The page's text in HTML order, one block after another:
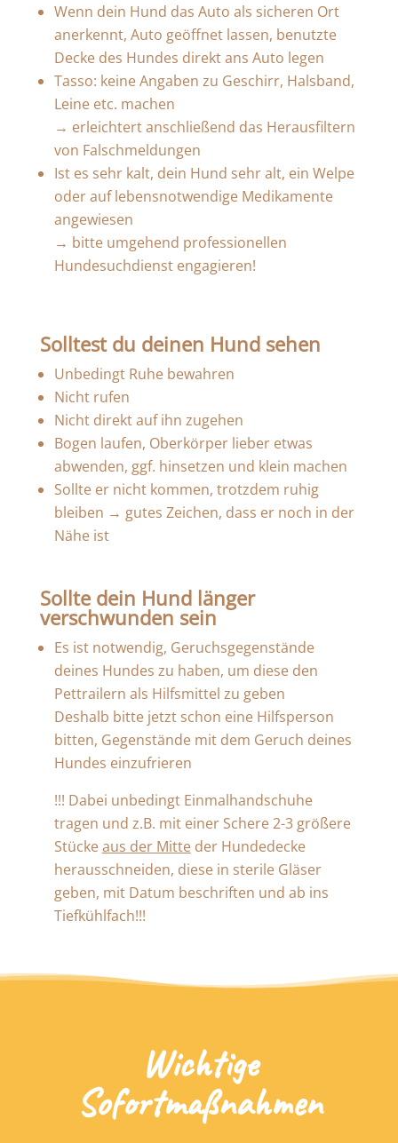
Wenn dein Hund das Auto als sicheren Ort
anerkennt, Auto geöffnet lassen, benutzte
Decke des Hundes direkt ans Auto legen
Tasso: keine Angaben zu Geschirr, Halsband,
Leine etc. machen
→ erleichtert anschließend das Herausfiltern
von Falschmeldungen
Ist es sehr kalt, dein Hund sehr alt, ein Welpe
oder auf lebensnotwendige Medikamente
angewiesen
→ bitte umgehend professionellen
Hundesuchdienst engagieren!
Solltest du deinen Hund sehen
Unbedingt Ruhe bewahren
Nicht rufen
Nicht direkt auf ihn zugehen
Bogen laufen, Oberkörper lieber etwas
abwenden, ggf. hinsetzen und klein machen
Sollte er nicht kommen, trotzdem ruhig
bleiben → gutes Zeichen, dass er noch in der
Nähe ist
Sollte dein Hund länger
verschwunden sein
Es ist notwendig, Geruchsgegenstände
deines Hundes zu haben, um diese den
Pettrailern als Hilfsmittel zu geben
Deshalb bitte jetzt schon eine Hilfsperson
bitten, Gegenstände mit dem Geruch deines
Hundes einzufrieren
!!! Dabei unbedingt Einmalhandschuhe
tragen und z.B. mit einer Schere 2-3 größere
Stückeaus der Mitteder Hundedecke
herausschneiden, diese in sterile Gläser
geben, mit Datum beschriften und ab ins
Tiefkühlfach!!!
Wichtige
Sofortmaßnahmen